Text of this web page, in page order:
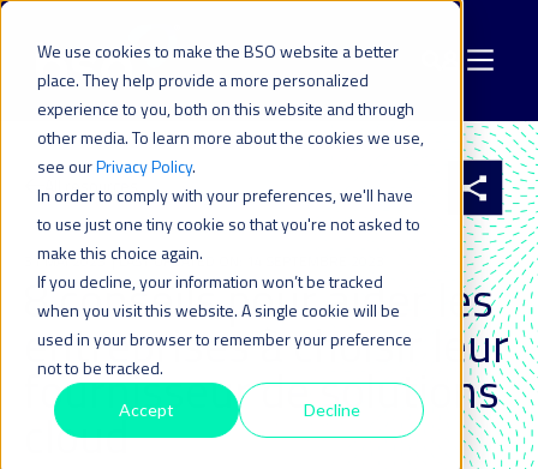
We use cookies to make the BSO website a better
place. They help provide a more personalized
experience to you, both on this website and through
other media. To learn more about the cookies we use,
see ourPrivacy Policy.
In order to comply with your preferences, we'll have
to use just one tiny cookie so that you're not asked to
make this choice again.
If you decline, your information won’t be tracked
when you visit this website. A single cookie will be
used in your browser to remember your preference
not to be tracked.
Accept Decline
All resources
31 MAI 2023 | LAST UPDATED ON: 14 SEPTEMBRE 2023
8 conseils pour aider les
entreprises à choisir leur
fournisseur de solutions
cloud